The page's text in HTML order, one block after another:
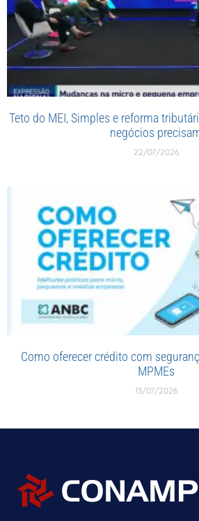
Teto do MEI, Simples e reforma
negócios
22/07/2026
Como oferecer crédito com
MPMEs
13/07/2026